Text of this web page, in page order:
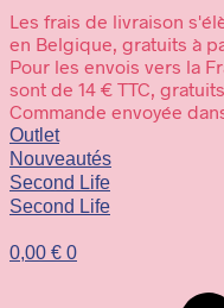
Les frais de livraison
en Belgique, gratuits à
Pour les envois vers la
sont de 14 € TTC,
Commande envoyée
Outlet
Nouveautés
Second Life
Second Life
0,00 € 0